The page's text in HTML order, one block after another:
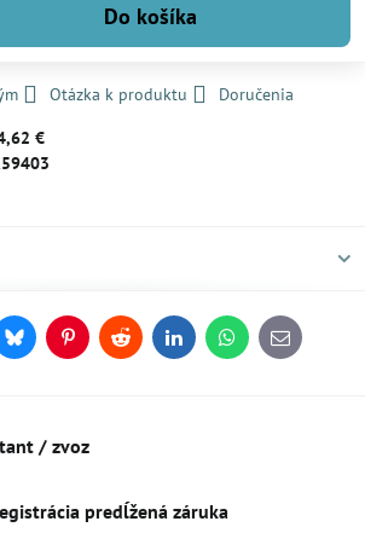
Do košíka
Otázka k produktu
Doručenia
€
BlueskyPinterestReddit LinkedInWhatsApp
E-
mail
/ zvoz
predĺžená záruka